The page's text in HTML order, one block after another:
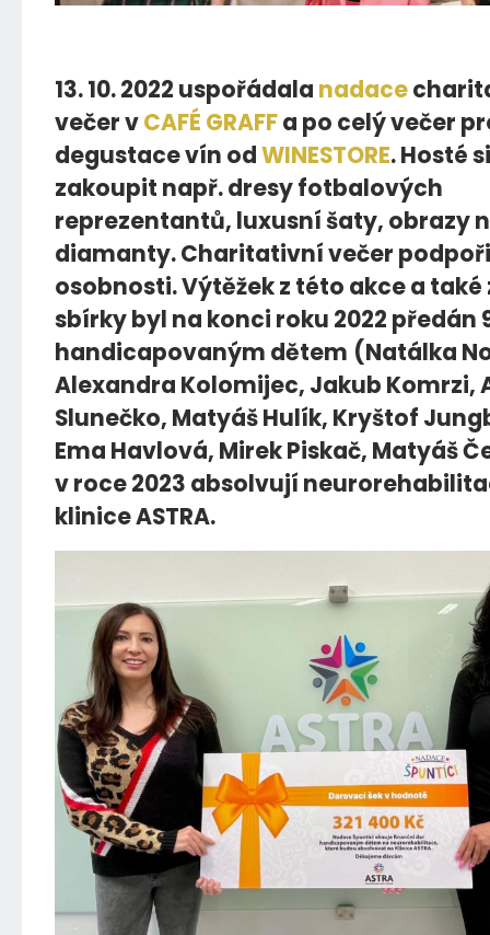
13. 10. 2022 uspořádala nadace
večer vCAFÉ GRAFFa po celý večer
degustace vín odWINESTORE. Hosté
zakoupit např. dresy fotbalových
reprezentantů, luxusní šaty, obrazy
diamanty. Charitativní večer
osobnosti. Výtěžek z této akce a také
sbírky byl na konci roku 2022 předán
handicapovaným dětem (Natálka
Alexandra Kolomijec, Jakub Komrzi,
Slunečko, Matyáš Hulík, Kryštof
Ema Havlová, Mirek Piskač, Matyáš
v roce 2023 absolvují
klinice ASTRA.